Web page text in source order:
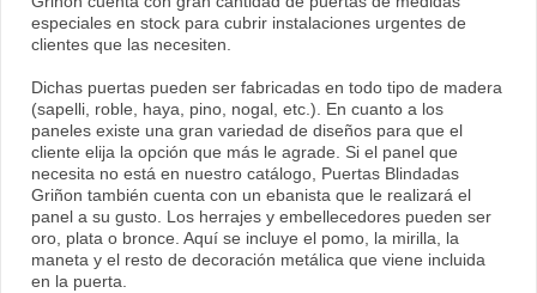
especiales en stock para cubrir instalaciones urgentes de
clientes que las necesiten.
Dichas puertas pueden ser fabricadas en todo tipo de madera
(sapelli, roble, haya, pino, nogal, etc.). En cuanto a los
paneles existe una gran variedad de diseños para que el
cliente elija la opción que más le agrade. Si el panel que
necesita no está en nuestro catálogo, Puertas Blindadas
Griñon también cuenta con un ebanista que le realizará el
panel a su gusto. Los herrajes y embellecedores pueden ser
oro, plata o bronce. Aquí se incluye el pomo, la mirilla, la
maneta y el resto de decoración metálica que viene incluida
en la puerta.